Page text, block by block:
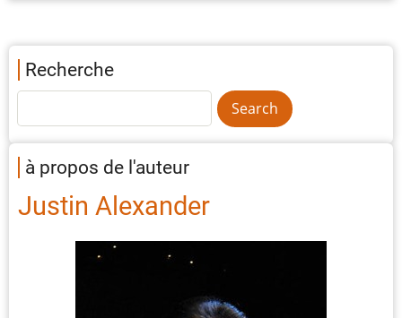
Recherche
à propos de l'auteur
Justin Alexander